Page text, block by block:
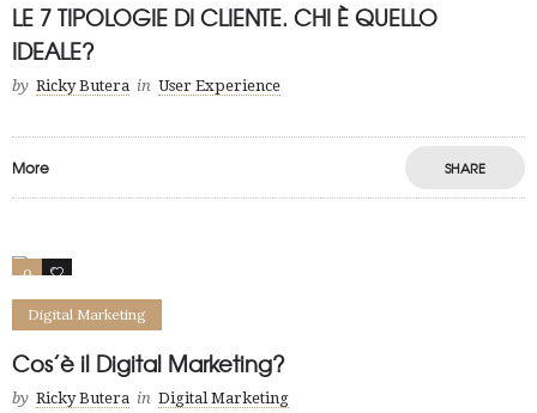
LE 7 TIPOLOGIE DI CLIENTE. CHI È QUELLO
IDEALE?
by Ricky Butera in User Experience
More SHARE
0 1
Digital Marketing
Cos’è il Digital Marketing?
by Ricky Butera in Digital Marketing